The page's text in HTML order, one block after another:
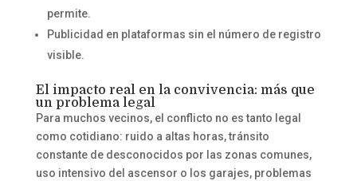
permite.
Publicidad en plataformas sin el número de registro
visible.
El impacto real en la convivencia: más que
un problema legal
Para muchos vecinos, el conflicto no es tanto legal
como cotidiano: ruido a altas horas, tránsito
constante de desconocidos por las zonas comunes,
uso intensivo del ascensor o los garajes, problemas